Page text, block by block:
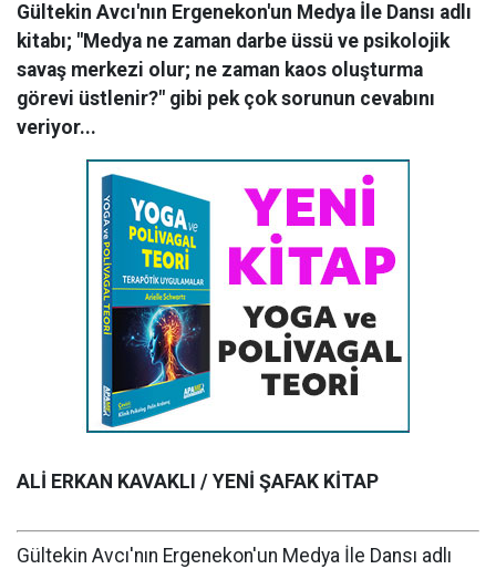
Gültekin Avcı'nın Ergenekon'un Medya İle Dansı adlı
kitabı; "Medya ne zaman darbe üssü ve psikolojik
savaş merkezi olur; ne zaman kaos oluşturma
görevi üstlenir?" gibi pek çok sorunun cevabını
veriyor...
ALİ ERKAN KAVAKLI / YENİ ŞAFAK KİTAP
Gültekin Avcı'nın Ergenekon'un Medya İle Dansı adlı